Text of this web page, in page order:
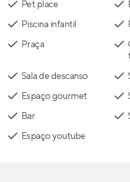
Pet place
Piscina infantil
Praça
Sala de descanso
Espaço gourmet
Bar
Espaço youtube